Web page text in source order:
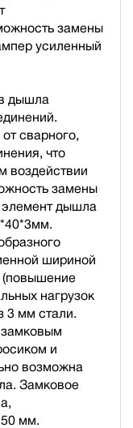
замены
усиленный
дышла
сварного,
что
воздействии
замены
дышла
шириной
нагрузок
3 мм стали.
и
возможна
Замковое
мм.